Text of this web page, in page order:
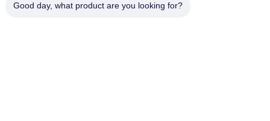
Good day, what product are you looking for?